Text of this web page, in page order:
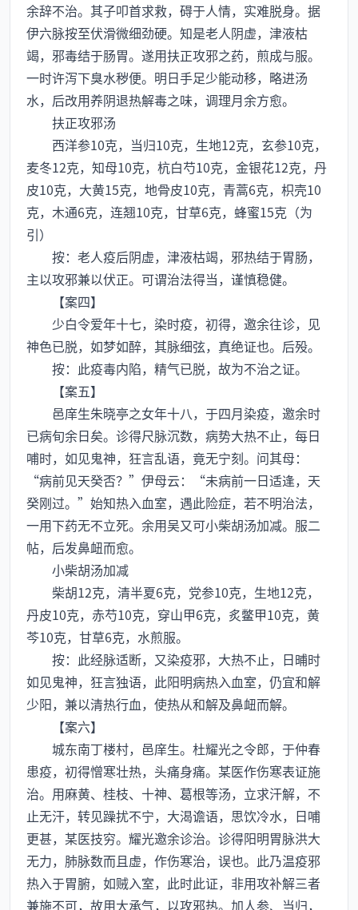
余辞不治。其子叩首求救，碍于人情，实难脱身。据
伊六脉按至伏滑微细劲硬。知是老人阴虚，津液枯
竭，邪毒结于肠胃。遂用扶正攻邪之药，煎成与服。
一时许泻下臭水秽便。明日手足少能动移，略进汤
水，后改用养阴退热解毒之味，调理月余方愈。
扶正攻邪汤
西洋参10克，当归10克，生地12克，玄参10克，
麦冬12克，知母10克，杭白芍10克，金银花12克，丹
皮10克，大黄15克，地骨皮10克，青蒿6克，枳壳10
克，木通6克，连翘10克，甘草6克，蜂蜜15克（为
引）
按：老人疫后阴虚，津液枯竭，邪热结于胃肠，
主以攻邪兼以伏正。可谓治法得当，谨慎稳健。
【案四】
少白令爱年十七，染时疫，初得，邀余往诊，见
神色已脱，如梦如醉，其脉细弦，真绝证也。后殁。
按：此疫毒内陷，精气已脱，故为不治之证。
【案五】
邑庠生朱晓亭之女年十八，于四月染疫，邀余时
已病旬余日矣。诊得尺脉沉数，病势大热不止，每日
哺时，如见鬼神，狂言乱语，竟无宁刻。问其母：
“病前见天癸否？”伊母云：“未病前一日适逢，天
癸刚过。”始知热入血室，遇此险症，若不明治法，
一用下药无不立死。余用吴又可小柴胡汤加减。服二
帖，后发鼻衄而愈。
小柴胡汤加减
柴胡12克，清半夏6克，党参10克，生地12克，
丹皮10克，赤芍10克，穿山甲6克，炙鳖甲10克，黄
芩10克，甘草6克，水煎服。
按：此经脉适断，又染疫邪，大热不止，日晡时
如见鬼神，狂言独语，此阳明病热入血室，仍宜和解
少阳，兼以清热行血，使热从和解及鼻衄而解。
【案六】
城东南丁楼村，邑庠生。杜耀光之令郎，于仲春
患疫，初得憎寒壮热，头痛身痛。某医作伤寒表证施
治。用麻黄、桂枝、十神、葛根等汤，立求汗解，不
止无汗，转见躁扰不宁，大渴谵语，思饮冷水，日哺
更甚，某医技穷。耀光邀余诊治。诊得阳明胃脉洪大
无力，肺脉数而且虚，作伤寒治，误也。此乃温疫邪
热入于胃腑，如贼入室，此时此证，非用攻补解三者
兼施不可，故用大承气，以攻邪热。加人参、当归，